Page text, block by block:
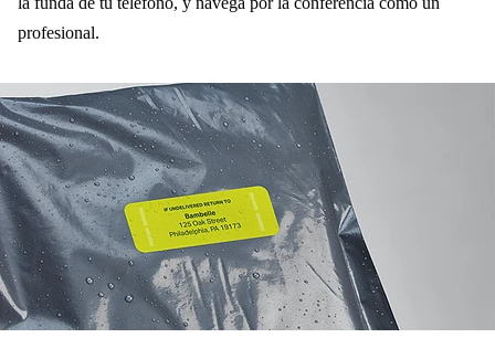
profesional.